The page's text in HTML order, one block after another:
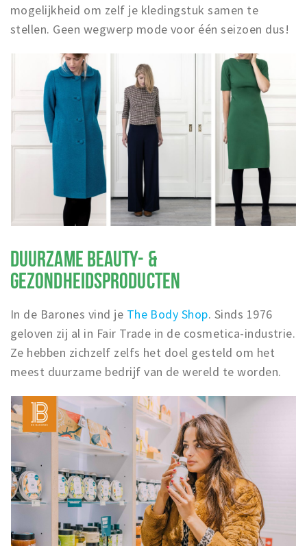
mogelijkheid om zelf je kledingstuk samen te
stellen. Geen wegwerp mode voor één seizoen dus!
DUURZAME BEAUTY- &
GEZONDHEIDSPRODUCTEN
In de Barones vind je The Body Shop. Sinds 1976
geloven zij al in Fair Trade in de cosmetica-industrie.
Ze hebben zichzelf zelfs het doel gesteld om het
meest duurzame bedrijf van de wereld te worden.